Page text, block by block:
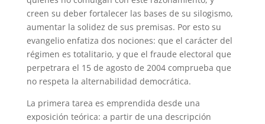
creen su deber fortalecer las bases de su silogismo,
aumentar la solidez de sus premisas. Por esto su
evangelio enfatiza dos nociones: que el carácter del
régimen es totalitario, y que el fraude electoral que
perpetrara el 15 de agosto de 2004 comprueba que
no respeta la alternabilidad democrática.
La primera tarea es emprendida desde una
exposición teórica: a partir de una descripción